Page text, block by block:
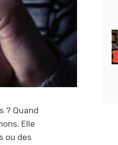
? Quand
Elle
ou des